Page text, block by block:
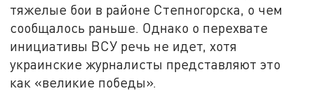
тяжелые бои в районе Степногорска, о чем
сообщалось раньше. Однако о перехвате
инициативы ВСУ речь не идет, хотя
украинские журналисты представляют это
как «великие победы».